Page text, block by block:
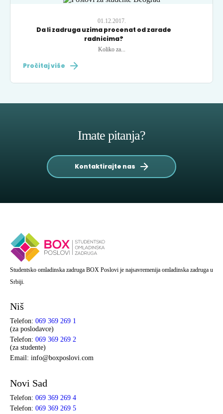
01.12.2017.
Da li zadruga uzima procenat od zarade
radnicima?
Koliko za...
Pročitaj više
Imate pitanja?
Kontaktirajte nas
Studentsko omladinska zadruga BOX Poslovi je najsavremenija omladinska zadruga u
Srbiji.
Niš
Telefon: 069 369 269 1
(za poslodavce)
Telefon: 069 369 269 2
(za studente)
Email: info@boxposlovi.com
Novi Sad
Telefon: 069 369 269 4
Telefon: 069 369 269 5